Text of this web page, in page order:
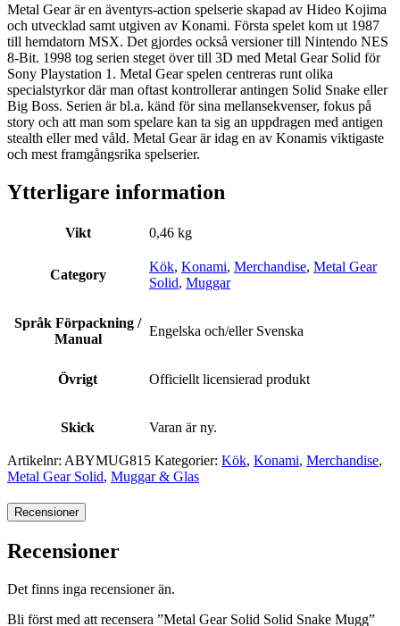
Metal Gear är en äventyrs-action spelserie skapad av Hideo Kojima
och utvecklad samt utgiven av Konami. Första spelet kom ut 1987
till hemdatorn MSX. Det gjordes också versioner till Nintendo NES
8-Bit. 1998 tog serien steget över till 3D med Metal Gear Solid för
Sony Playstation 1. Metal Gear spelen centreras runt olika
specialstyrkor där man oftast kontrollerar antingen Solid Snake eller
Big Boss. Serien är bl.a. känd för sina mellansekvenser, fokus på
story och att man som spelare kan ta sig an uppdragen med antigen
stealth eller med våld. Metal Gear är idag en av Konamis viktigaste
och mest framgångsrika spelserier.
Ytterligare information
Vikt 0,46 kg
Category
Kök, Konami, Merchandise, Metal Gear
Solid, Muggar
Språk Förpackning /
Manual
Engelska och/eller Svenska
Övrigt Officiellt licensierad produkt
Skick Varan är ny.
Artikelnr: ABYMUG815 Kategorier: Kök, Konami, Merchandise,
Metal Gear Solid, Muggar & Glas
Recensioner
Recensioner
Det finns inga recensioner än.
Bli först med att recensera ”Metal Gear Solid Solid Snake Mugg”